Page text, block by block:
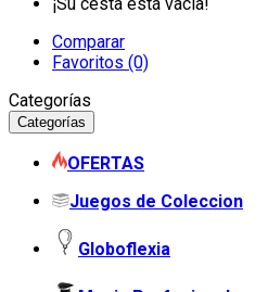
Comparar
Favoritos (0)
Categorías
Categorías
OFERTAS
Juegos de Coleccion
Globoflexia